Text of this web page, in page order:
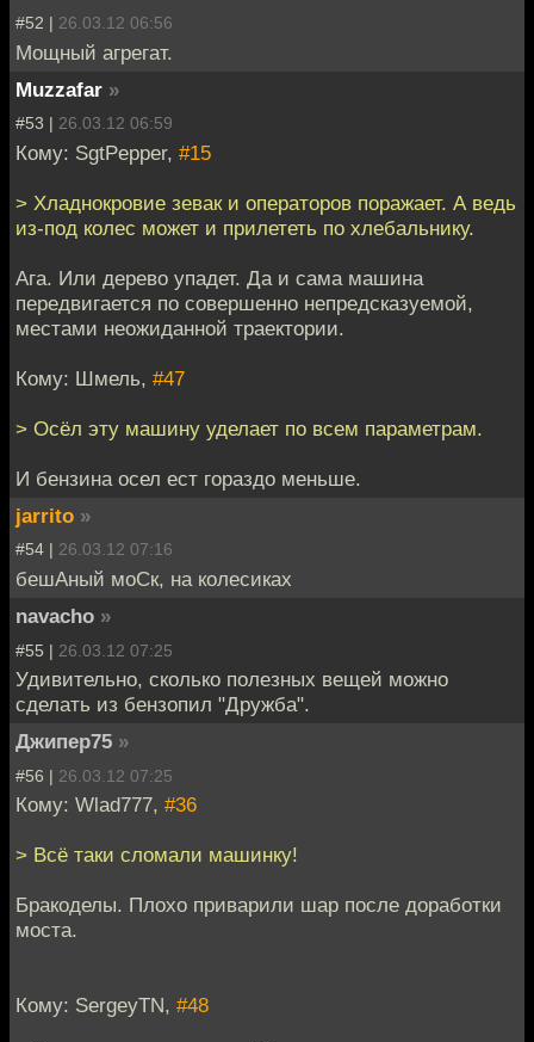
#52 | 26.03.12 06:56
Мощный агрегат.
Muzzafar »
#53 | 26.03.12 06:59
Кому: SgtPepper, #15
> Хладнокровие зевак и операторов поражает. А ведь
из-под колес может и прилететь по хлебальнику.
Ага. Или дерево упадет. Да и сама машина
передвигается по совершенно непредсказуемой,
местами неожиданной траектории.
Кому: Шмель, #47
> Осёл эту машину уделает по всем параметрам.
И бензина осел ест гораздо меньше.
jarrito »
#54 | 26.03.12 07:16
бешАный моСк, на колесиках
navacho »
#55 | 26.03.12 07:25
Удивительно, сколько полезных вещей можно
сделать из бензопил "Дружба".
Джипер75 »
#56 | 26.03.12 07:25
Кому: Wlad777, #36
> Всё таки сломали машинку!
Бракоделы. Плохо приварили шар после доработки
моста.
Кому: SergeyTN, #48